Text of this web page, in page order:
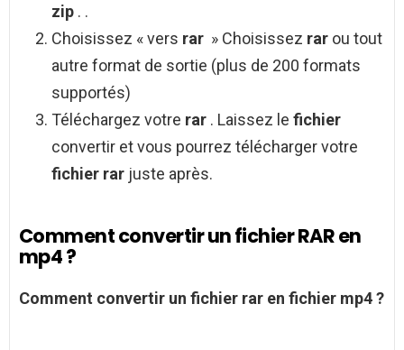
zip . .
Choisissez « vers rar » Choisissez rar ou tout
autre format de sortie (plus de 200 formats
supportés)
Téléchargez votre rar . Laissez le fichier
convertir et vous pourrez télécharger votre
fichier rar juste après.
Comment convertir un fichier RAR en
mp4 ?
Comment convertir un fichier rar en fichier mp4?